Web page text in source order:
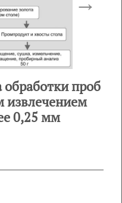
проб
извлечением
0,25 мм